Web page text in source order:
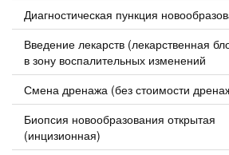
Диагностическая пункция
Введение лекарств (лекарственная
в зону воспалительных изменений
Смена дренажа (без стоимости
Биопсия новообразования открытая
(инцизионная)